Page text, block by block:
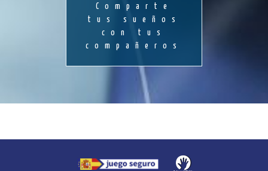
Comparte
tus sueños
con tus
compañeros